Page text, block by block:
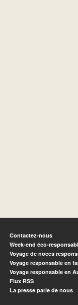
Contactez-nous
Week-end éco-
Voyage de noces
Voyage responsable en
Voyage responsable en
Flux RSS
La presse parle de nous